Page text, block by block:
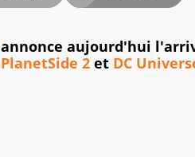
annonce aujourd'hui
PlanetSide 2 et DC